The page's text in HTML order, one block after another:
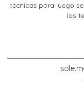
técnicas para luego
los